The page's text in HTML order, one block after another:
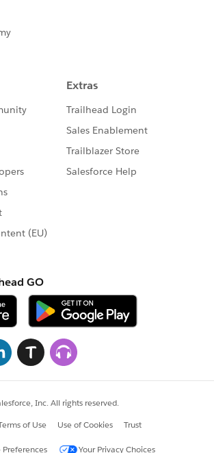
での発言はForward Looking
about-
jp/company/progra
はあくまで社員もしくは有識者の
をお願いします。